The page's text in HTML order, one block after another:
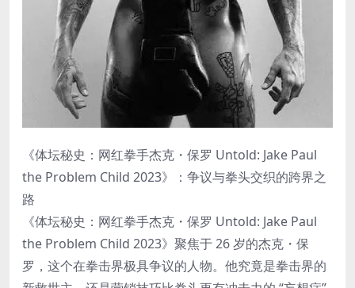
《体坛秘史：网红拳手杰克・保罗 Untold: Jake Paul
the Problem Child 2023》：争议与拳头交织的跨界之
路
《体坛秘史：网红拳手杰克・保罗 Untold: Jake Paul
the Problem Child 2023》聚焦于 26 岁的杰克・保
罗，这个在拳击界极具争议的人物。他究竟是拳击界的